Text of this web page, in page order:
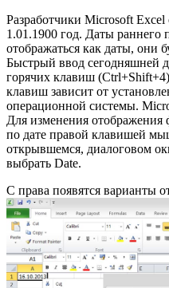
Разработчики Microsoft Excel
1.01.1900 год. Даты раннего
отображаться как даты, они
Быстрый ввод сегодняшней
горячих клавиш
клавиш зависит от
операционной системы.
Для изменения
по дате правой клавишей
открывшемся, диалоговом
выбрать Date.
С права появятся варианты